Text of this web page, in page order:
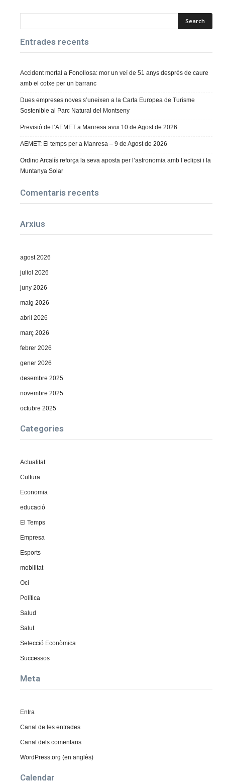
Entrades recents
Accident mortal a Fonollosa: mor un veí de 51 anys després de caure
amb el cotxe per un barranc
Dues empreses noves s’uneixen a la Carta Europea de Turisme
Sostenible al Parc Natural del Montseny
Previsió de l’AEMET a Manresa avui 10 de Agost de 2026
AEMET: El temps per a Manresa – 9 de Agost de 2026
Ordino Arcalís reforça la seva aposta per l’astronomia amb l’eclipsi i la
Muntanya Solar
Comentaris recents
Arxius
agost 2026
juliol 2026
juny 2026
maig 2026
abril 2026
març 2026
febrer 2026
gener 2026
desembre 2025
novembre 2025
octubre 2025
Categories
Actualitat
Cultura
Economia
educació
El Temps
Empresa
Esports
mobilitat
Oci
Política
Salud
Salut
Selecció Econòmica
Successos
Meta
Entra
Canal de les entrades
Canal dels comentaris
WordPress.org (en anglès)
Calendar